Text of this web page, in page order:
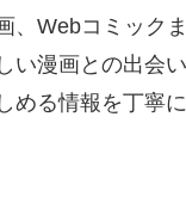
Webコミック
い漫画との出会
る情報を丁寧